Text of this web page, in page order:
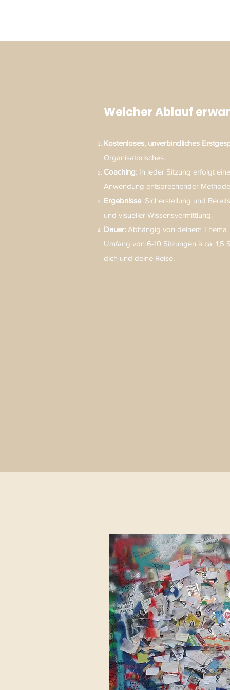
Welcher Ablauf
Kostenloses, unverbindliches
Organisatorisches.
Coaching: In jeder Sitzung erfolgt
Anwendung entsprechender
Ergebnisse: Sicherstellung und
und visueller Wissensvermittlung.
Dauer: Abhängig von deinem
Umfang von 6-10 Sitzungen à ca. 1,5
dich und deine Reise.